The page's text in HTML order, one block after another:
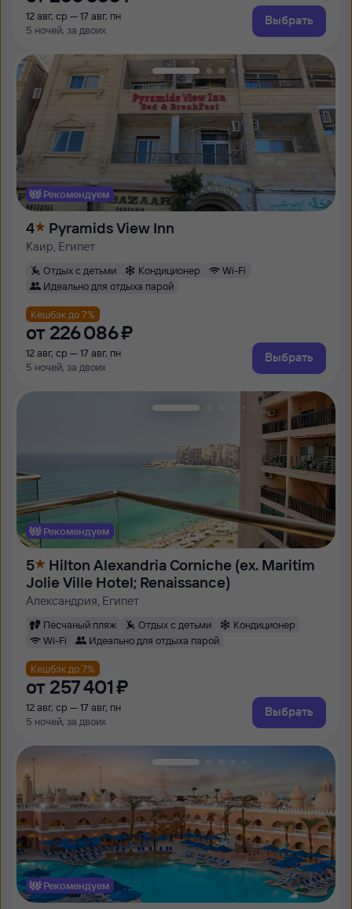
12 авг, ср — 17 авг, пн
5 ночей, за двоих
Выбрать
Рекомендуем
4 Pyramids View Inn
Каир, Египет
Отдых с детьми Кондиционер
Wi-Fi
Идеально для отдыха парой
Кешбэк до 7%
от 226 ⁠086 ⁠₽
12 авг, ср — 17 авг, пн
5 ночей, за двоих
Выбрать
Рекомендуем
5
Hilton Alexandria Corniche (ex. Maritim
Jolie Ville Hotel; Renaissance)
Александрия, Египет
Песчаный пляж Отдых с детьми
Кондиционер
Wi-Fi
Идеально для отдыха парой
Кешбэк до 7%
от 257 ⁠401 ⁠₽
12 авг, ср — 17 авг, пн
5 ночей, за двоих
Выбрать
Рекомендуем